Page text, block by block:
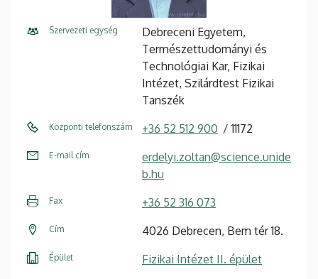
Szervezeti egység
Debreceni Egyetem,
Természettudományi és
Technológiai Kar, Fizikai
Intézet, Szilárdtest Fizikai
Tanszék
Központi telefonszám +36 52 512 900 11172
E-mail cím
erdelyi.zoltan@science.unide
b.hu
Fax +36 52 316 073
Cím 4026 Debrecen, Bem tér 18.
Épület Fizikai Intézet II. épület